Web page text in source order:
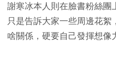
謝寒冰本人則在臉書粉絲團
只是告訴大家一些周邊花
啥關係，硬要自己發揮想像